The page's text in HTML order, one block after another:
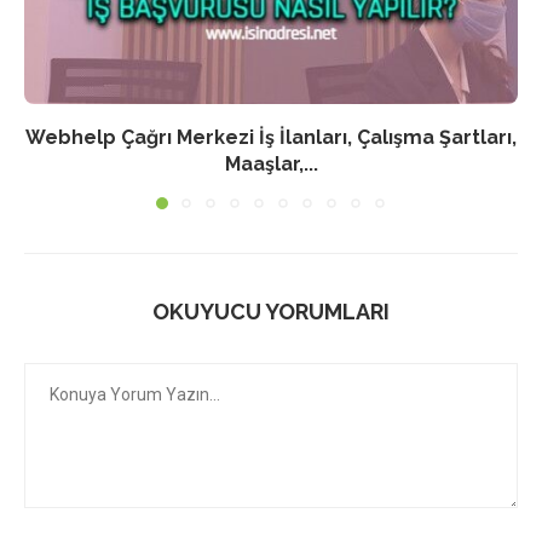
Webhelp Çağrı Merkezi İş İlanları, Çalışma Şartları,
Maaşlar,...
OKUYUCU YORUMLARI